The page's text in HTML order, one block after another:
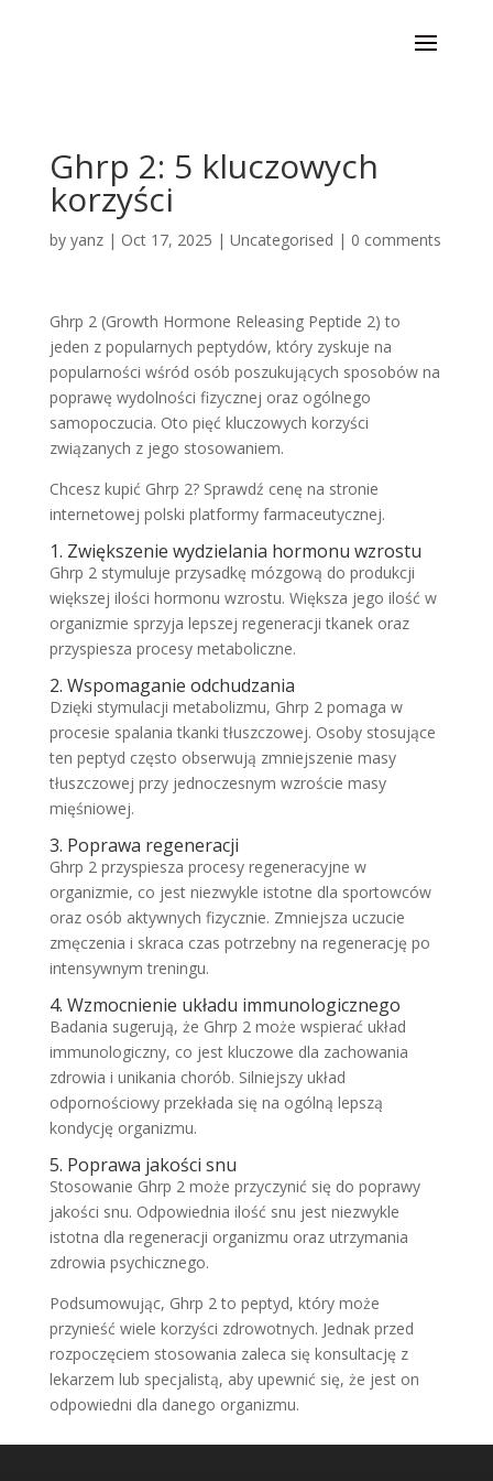
Ghrp 2: 5 kluczowych
korzyści
by yanz| Oct 17, 2025 | Uncategorised | 0 comments
Ghrp 2 (Growth Hormone Releasing Peptide 2) to
jeden z popularnych peptydów, który zyskuje na
popularności wśród osób poszukujących sposobów na
poprawę wydolności fizycznej oraz ogólnego
samopoczucia. Oto pięć kluczowych korzyści
związanych z jego stosowaniem.
Chcesz kupić Ghrp 2? Sprawdź cenę na stronie
internetowej polski platformy farmaceutycznej.
1. Zwiększenie wydzielania hormonu wzrostu
Ghrp 2 stymuluje przysadkę mózgową do produkcji
większej ilości hormonu wzrostu. Większa jego ilość w
organizmie sprzyja lepszej regeneracji tkanek oraz
przyspiesza procesy metaboliczne.
2. Wspomaganie odchudzania
Dzięki stymulacji metabolizmu, Ghrp 2 pomaga w
procesie spalania tkanki tłuszczowej. Osoby stosujące
ten peptyd często obserwują zmniejszenie masy
tłuszczowej przy jednoczesnym wzroście masy
mięśniowej.
3. Poprawa regeneracji
Ghrp 2 przyspiesza procesy regeneracyjne w
organizmie, co jest niezwykle istotne dla sportowców
oraz osób aktywnych fizycznie. Zmniejsza uczucie
zmęczenia i skraca czas potrzebny na regenerację po
intensywnym treningu.
4. Wzmocnienie układu immunologicznego
Badania sugerują, że Ghrp 2 może wspierać układ
immunologiczny, co jest kluczowe dla zachowania
zdrowia i unikania chorób. Silniejszy układ
odpornościowy przekłada się na ogólną lepszą
kondycję organizmu.
5. Poprawa jakości snu
Stosowanie Ghrp 2 może przyczynić się do poprawy
jakości snu. Odpowiednia ilość snu jest niezwykle
istotna dla regeneracji organizmu oraz utrzymania
zdrowia psychicznego.
Podsumowując, Ghrp 2 to peptyd, który może
przynieść wiele korzyści zdrowotnych. Jednak przed
rozpoczęciem stosowania zaleca się konsultację z
lekarzem lub specjalistą, aby upewnić się, że jest on
odpowiedni dla danego organizmu.